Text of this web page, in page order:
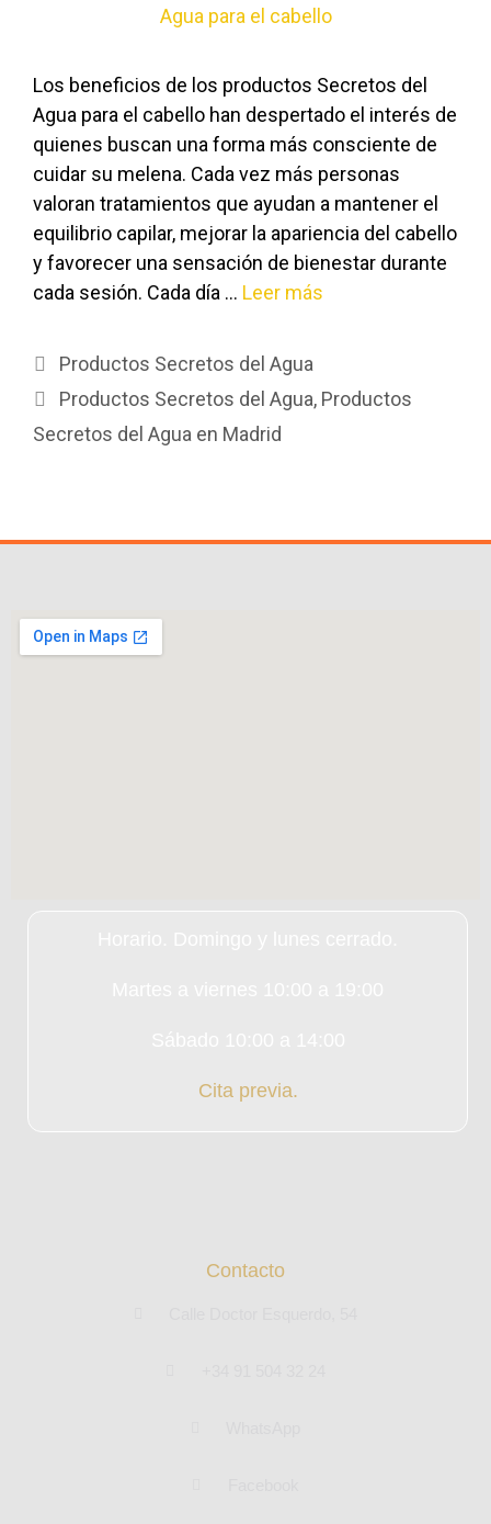
Los beneficios de los productos Secretos del
Agua para el cabello han despertado el interés de
quienes buscan una forma más consciente de
cuidar su melena. Cada vez más personas
valoran tratamientos que ayudan a mantener el
equilibrio capilar, mejorar la apariencia del cabello
y favorecer una sensación de bienestar durante
cada sesión. Cada día … Leer más
Productos Secretos del Agua
Productos Secretos del Agua, Productos
Secretos del Agua en Madrid
Cita previa.
Contacto